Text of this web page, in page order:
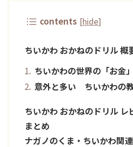
contents [hide]
ちいかわ おかねのドリル 概
ちいかわの世界の「お金」
意外と多い ちいかわの
ちいかわ おかねのドリル レ
まとめ
ナガノのくま・ちいかわ関